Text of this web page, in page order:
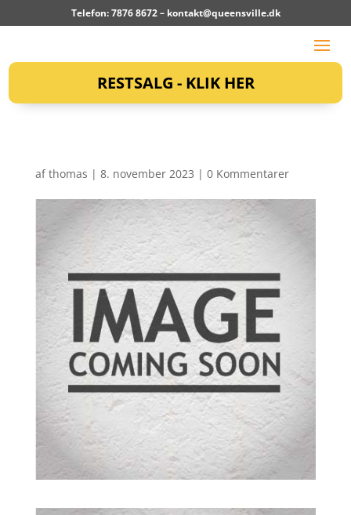
Telefon: 7876 8672 – kontakt@queensville.dk
RESTSALG - KLIK HER
afthomas | 8. november 2023 | 0 Kommentarer